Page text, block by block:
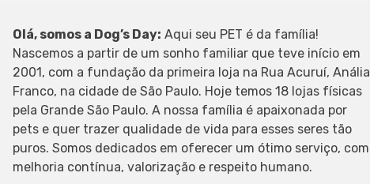
Olá, somos a Dog’s Day: Aqui seu PET é da família!
Nascemos a partir de um sonho familiar que teve início em
2001, com a fundação da primeira loja na Rua Acuruí, Anália
Franco, na cidade de São Paulo. Hoje temos 18 lojas físicas
pela Grande São Paulo. A nossa família é apaixonada por
pets e quer trazer qualidade de vida para esses seres tão
puros. Somos dedicados em oferecer um ótimo serviço, com
melhoria contínua, valorização e respeito humano.